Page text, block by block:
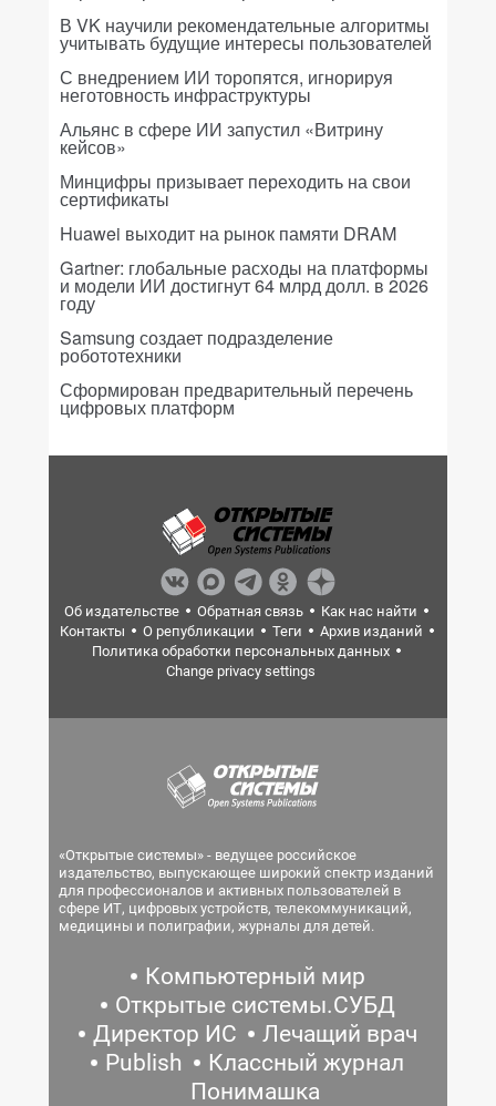
В VK научили рекомендательные алгоритмы
учитывать будущие интересы пользователей
С внедрением ИИ торопятся, игнорируя
неготовность инфраструктуры
Альянс в сфере ИИ запустил «Витрину
кейсов»
Минцифры призывает переходить на свои
сертификаты
Huawei выходит на рынок памяти DRAM
Gartner: глобальные расходы на платформы
и модели ИИ достигнут 64 млрд долл. в 2026
году
Samsung создает подразделение
робототехники
Сформирован предварительный перечень
цифровых платформ
Об издательстве Обратная связь
Как нас найти
Контакты
О републикации Теги
Архив изданий
Политика обработки персональных данных
Change privacy settings
«Открытые системы» - ведущее российское
издательство, выпускающее широкий спектр изданий
для профессионалов и активных пользователей в
сфере ИТ, цифровых устройств, телекоммуникаций,
медицины и полиграфии, журналы для детей.
Компьютерный мир
Открытые системы.СУБД
Директор ИС
Лечащий врач
Publish
Классный журнал
Понимашка